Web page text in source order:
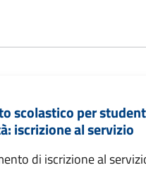
scolastico per
iscrizione al servizio
di iscrizione al